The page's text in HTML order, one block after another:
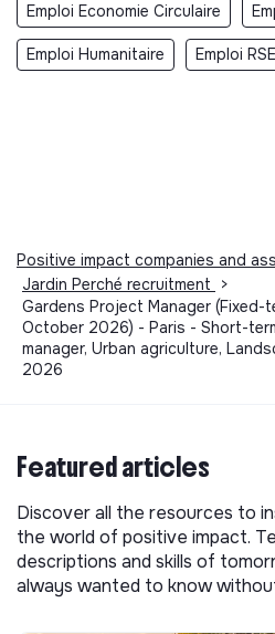
Emploi Economie Circulaire
Emploi Humanitaire Emploi RSE
Positive impact companies and
Jardin Perché recruitment
>
Gardens Project Manager
October 2026) - Paris - Short-
manager, Urban agriculture,
2026
Featured articles
Discover all the resources to
the world of positive impact.
descriptions and skills of
always wanted to know